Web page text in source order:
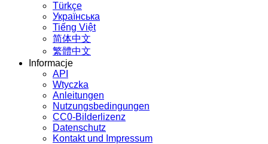
Türkçe
Українська
Tiếng Việt
简体中文
繁體中文
Informacje
API
Wtyczka
Anleitungen
Nutzungsbedingungen
CC0-Bilderlizenz
Datenschutz
Kontakt und Impressum